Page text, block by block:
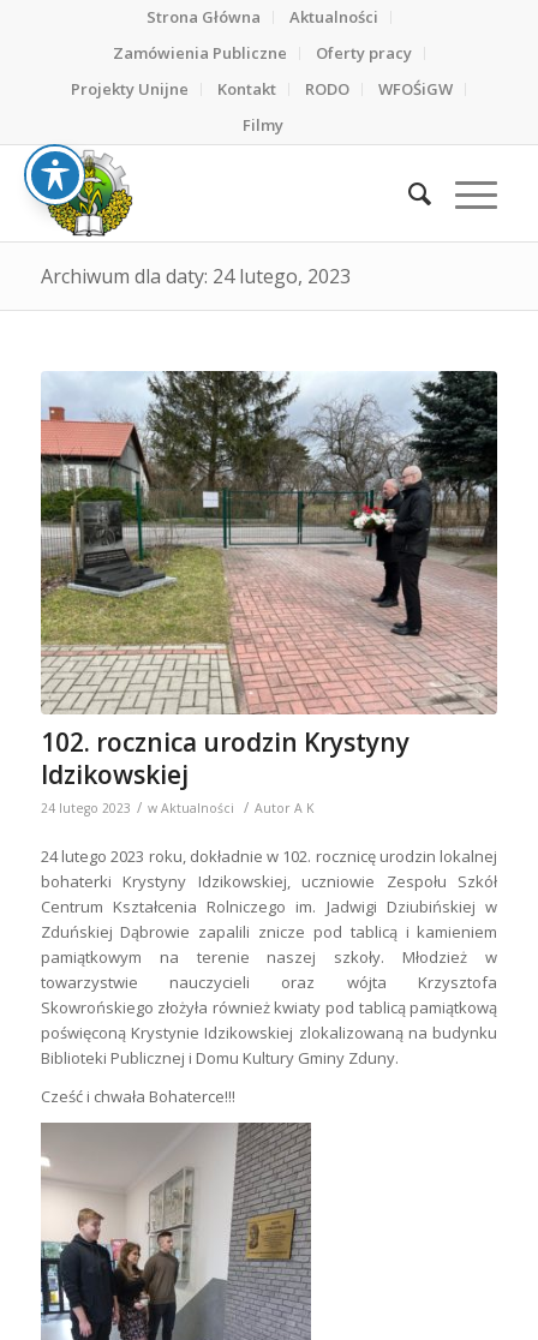
Strona Główna
Aktualności
Zamówienia Publiczne
Oferty pracy
Projekty Unijne
Kontakt RODO
WFOŚiGW
Filmy
Archiwum dla daty: 24 lutego, 2023
102. rocznica urodzin Krystyny
Idzikowskiej
24 lutego 2023 / w Aktualności / Autor A K
24 lutego 2023 roku, dokładnie w 102. rocznicę urodzin lokalnej
bohaterki Krystyny Idzikowskiej, uczniowie Zespołu Szkół
Centrum Kształcenia Rolniczego im. Jadwigi Dziubińskiej w
Zduńskiej Dąbrowie zapalili znicze pod tablicą i kamieniem
pamiątkowym na terenie naszej szkoły. Młodzież w
towarzystwie nauczycieli oraz wójta Krzysztofa
Skowrońskiego złożyła również kwiaty pod tablicą pamiątkową
poświęconą Krystynie Idzikowskiej zlokalizowaną na budynku
Biblioteki Publicznej i Domu Kultury Gminy Zduny.
Cześć i chwała Bohaterce!!!